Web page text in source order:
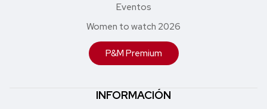
Eventos
Women to watch 2026
P&M Premium
INFORMACIÓN